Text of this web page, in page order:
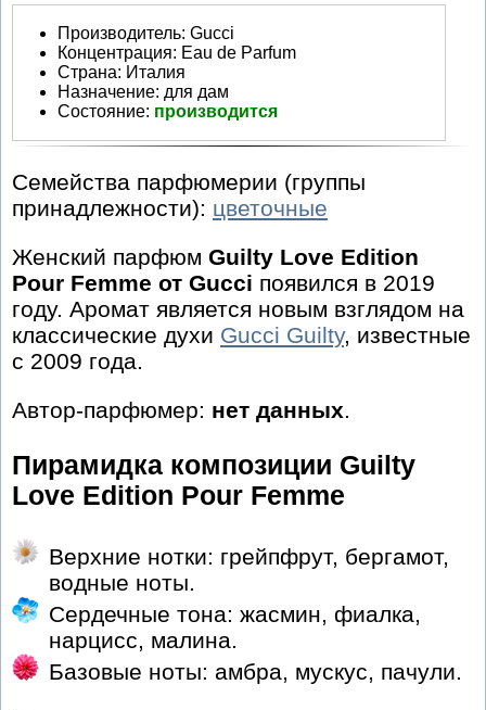
Производитель: Gucci
Концентрация: Eau de Parfum
Страна: Италия
Назначение: для дам
Состояние: производится
Семейства парфюмерии (группы
принадлежности): цветочные
Женский парфюм Guilty Love Edition
Pour Femme от Gucci появился в 2019
году. Аромат является новым взглядом на
классические духи Gucci Guilty, известные
с 2009 года.
Автор-парфюмер: нет данных.
Пирамидка композиции Guilty
Love Edition Pour Femme
Верхние нотки: грейпфрут, бергамот,
водные ноты.
Сердечные тона: жасмин, фиалка,
нарцисс, малина.
Базовые ноты: амбра, мускус, пачули.